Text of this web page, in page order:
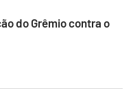
do Grêmio contra o